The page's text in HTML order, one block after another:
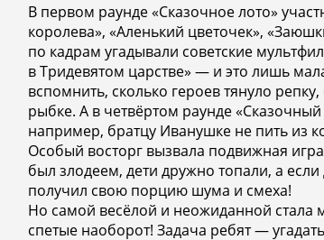
В первом раунде «Сказочное лото»
королева», «Аленький цветочек»,
по кадрам угадывали советские
в Тридевятом царстве» — и это лишь
вспомнить, сколько героев тянуло
рыбке. А в четвёртом раунде
например, братцу Иванушке не пить из
Особый восторг вызвала подвижная
был злодеем, дети дружно топали, а
получил свою порцию шума и смеха!
Но самой весёлой и неожиданной
спетые наоборот! Задача ребят —